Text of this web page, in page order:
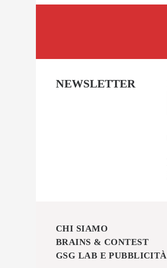
NEWSLETTER
CHI SIAMO
BRAINS & CONTEST
GSG LAB E PUBBLICITÀ